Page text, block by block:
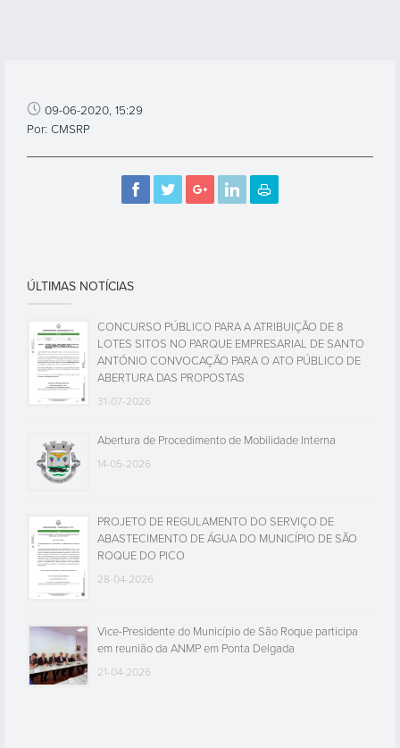
09-06-2020, 15:29
Por: CMSRP
ÚLTIMAS NOTÍCIAS
CONCURSO PÚBLICO PARA A ATRIBUIÇÃO DE 8
LOTES SITOS NO PARQUE EMPRESARIAL DE SANTO
ANTÓNIO CONVOCAÇÃO PARA O ATO PÚBLICO DE
ABERTURA DAS PROPOSTAS
31-07-2026
Abertura de Procedimento de Mobilidade Interna
14-05-2026
PROJETO DE REGULAMENTO DO SERVIÇO DE
ABASTECIMENTO DE ÁGUA DO MUNICÍPIO DE SÃO
ROQUE DO PICO
28-04-2026
Vice-Presidente do Município de São Roque participa
em reunião da ANMP em Ponta Delgada
21-04-2026